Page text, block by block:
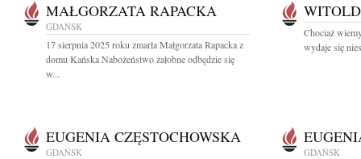
MAŁGORZATA RAPACKA
GDAŃSK
17 sierpnia 2025 roku zmarła Małgorzata Rapacka z
domu Kańska Nabożeństwo żałobne odbędzie się
w...
Chociaż
wydaje się
EUGENIA CZĘSTOCHOWSKA
GDAŃSK GDAŃSK